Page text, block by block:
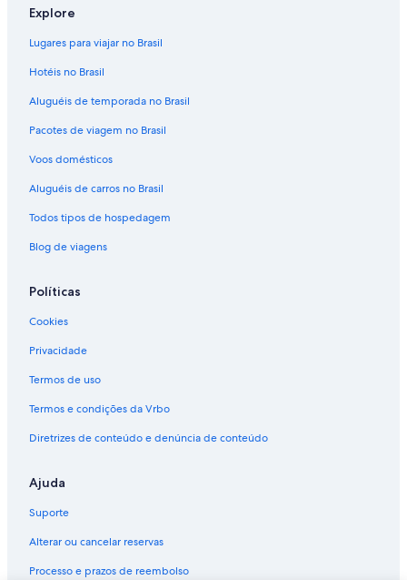
Explore
Lugares para viajar no Brasil
Hotéis no Brasil
Aluguéis de temporada no Brasil
Pacotes de viagem no Brasil
Voos domésticos
Aluguéis de carros no Brasil
Todos tipos de hospedagem
Blog de viagens
Políticas
Cookies
Privacidade
Termos de uso
Termos e condições da Vrbo
Diretrizes de conteúdo e denúncia de conteúdo
Ajuda
Suporte
Alterar ou cancelar reservas
Processo e prazos de reembolso